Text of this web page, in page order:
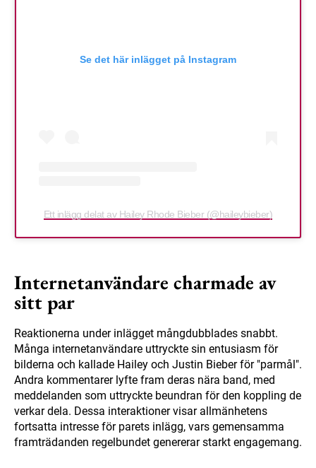
Se det här inlägget på Instagram
Ett inlägg delat av Hailey Rhode Bieber (@haileybieber)
Internetanvändare charmade av
sitt par
Reaktionerna under inlägget mångdubblades snabbt.
Många internetanvändare uttryckte sin entusiasm för
bilderna och kallade Hailey och Justin Bieber för "parmål".
Andra kommentarer lyfte fram deras nära band, med
meddelanden som uttryckte beundran för den koppling de
verkar dela. Dessa interaktioner visar allmänhetens
fortsatta intresse för parets inlägg, vars gemensamma
framträdanden regelbundet genererar starkt engagemang.